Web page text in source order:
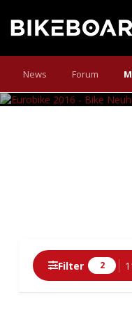
News Forum
Die
Filter 2